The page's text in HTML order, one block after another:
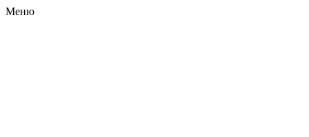
Меню